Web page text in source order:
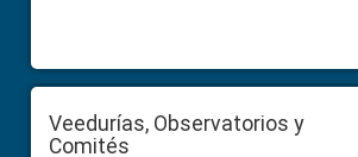
Veedurías, Observatorios y
Comités